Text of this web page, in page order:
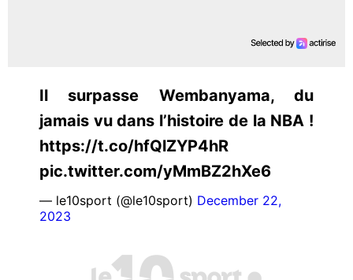
Il surpasse Wembanyama, du
jamais vu dans l’histoire de la NBA !
https://t.co/hfQlZYP4hR
pic.twitter.com/yMmBZ2hXe6
— le10sport (@le10sport) December 22,
2023